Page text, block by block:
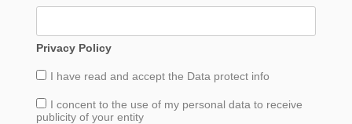
Privacy Policy
I have read and accept the Data protect info
I concent to the use of my personal data to receive
publicity of your entity